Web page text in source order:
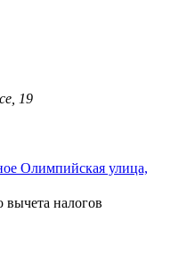
19
Олимпийская улица,
вычета налогов